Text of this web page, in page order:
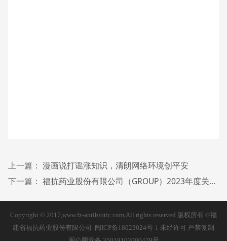
上一篇： 漫画说打谣涨知识，清朗网络环境创平安
下一篇： 福抗药业股份有限公司（GROUP）2023年度关键绩效KPI达成
Copyright © 2017,www.fz-antibiotic.com,All rights reserved 版权所有 ©福
建省福抗药业股份有限公司 闽ICP备18023024号-1 未经许可 严禁复制